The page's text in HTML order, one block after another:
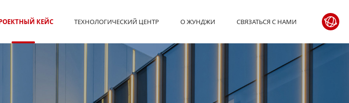
КЕЙС ТЕХНОЛОГИЧЕСКИЙ ЦЕНТР О ЖУНДЖИ СВЯЗАТЬСЯ С НАМИ